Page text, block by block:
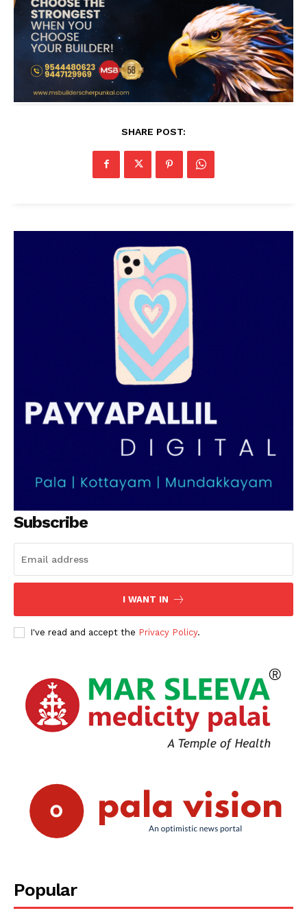
SHARE POST:
Subscribe
I WANT IN
I've read and accept the Privacy Policy.
Popular